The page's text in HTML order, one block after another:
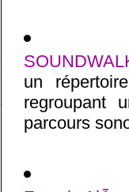
un
regroupant
parcours